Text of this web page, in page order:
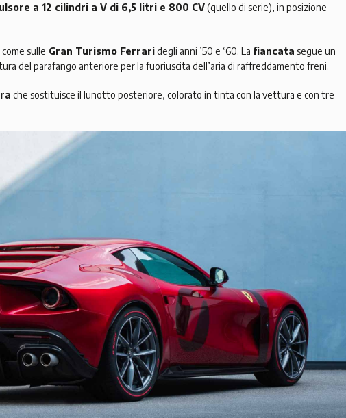
a 12 cilindri a V di 6,5 litri e 800 CV(quello di serie), in posizione
sulle Gran Turismo Ferraridegli anni ’50 e ‘60. La fiancata segue un
del parafango anteriore per la fuoriuscita dell’aria di raffreddamento freni.
che sostituisce il lunotto posteriore, colorato in tinta con la vettura e con tre